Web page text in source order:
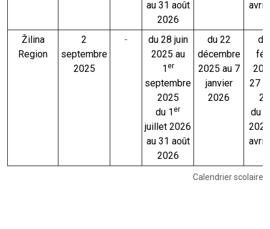
Calendrier scolaire
au 31 août
2026
avril
Žilina
Region
2
septembre
2025
-
du 28 juin
2025 au
1er
septembre
2025
du 1er
juillet 2026
au 31 août
2026
du 22
décembre
2025 au 7
janvier
2026
27
du
avril